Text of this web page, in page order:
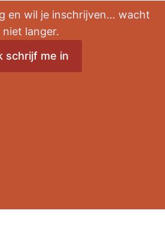
en wil je inschrijven… wacht
niet langer.
schrijf me in